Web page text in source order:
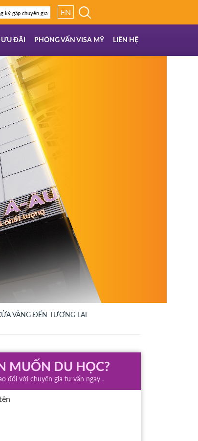
ký gặp chuyên gia EN
ƯU ĐÃI PHỎNG VẤN VISA MỸ LIÊN HỆ
VÀNG ĐẾN TƯƠNG LAI
MUỐN DU HỌC?
đổi với chuyên gia tư vấn ngay .